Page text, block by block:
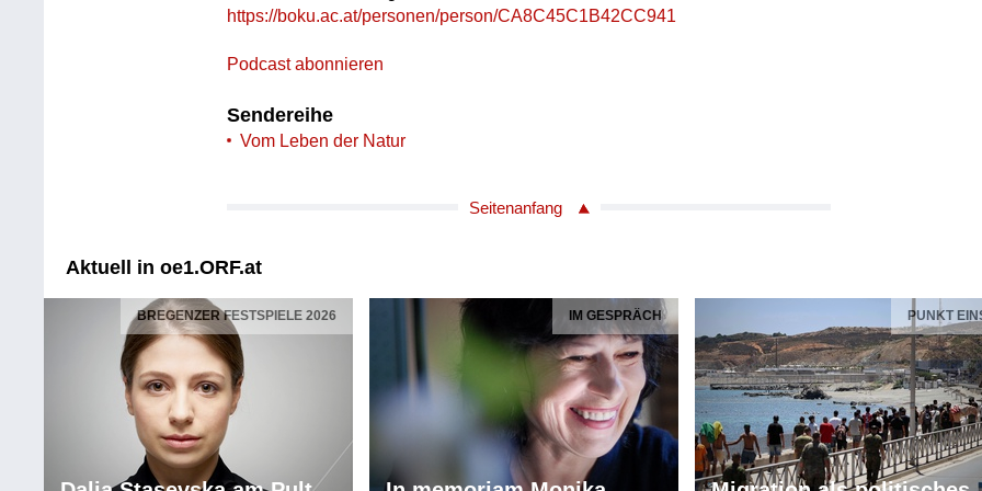
https://boku.ac.at/personen/person/CA8C45C1B42CC941
Podcast abonnieren
Sendereihe
Vom Leben der Natur
Seitenanfang
Aktuell in oe1.ORF.at
BREGENZER FESTSPIELE 2026 IM GESPRÄCH PUNKT